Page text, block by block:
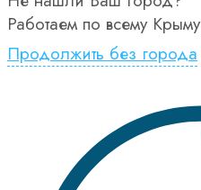
Работаем по всему Крыму
Продолжить без города